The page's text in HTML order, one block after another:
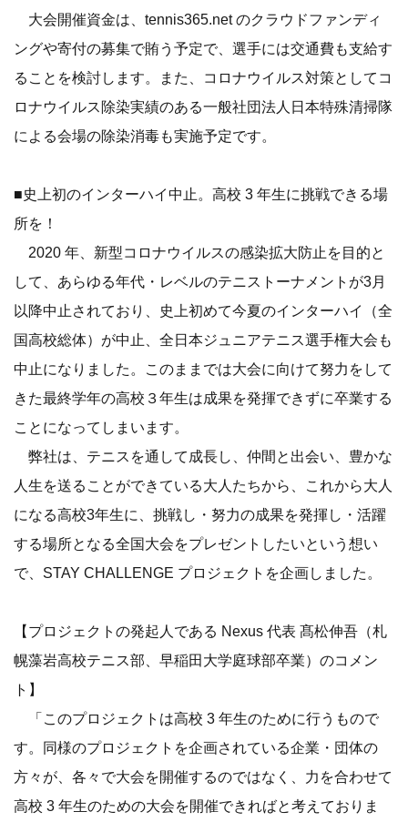
大会開催資金は、tennis365.net のクラウドファンディ
ングや寄付の募集で賄う予定で、選手には交通費も支給す
ることを検討します。また、コロナウイルス対策としてコ
ロナウイルス除染実績のある一般社団法人日本特殊清掃隊
による会場の除染消毒も実施予定です。
■史上初のインターハイ中止。高校 3 年生に挑戦できる場
所を！
2020 年、新型コロナウイルスの感染拡大防止を目的と
して、あらゆる年代・レベルのテニストーナメントが3月
以降中止されており、史上初めて今夏のインターハイ（全
国高校総体）が中止、全日本ジュニアテニス選手権大会も
中止になりました。このままでは大会に向けて努力をして
きた最終学年の高校３年生は成果を発揮できずに卒業する
ことになってしまいます。
弊社は、テニスを通して成長し、仲間と出会い、豊かな
人生を送ることができている大人たちから、これから大人
になる高校3年生に、挑戦し・努力の成果を発揮し・活躍
する場所となる全国大会をプレゼントしたいという想い
で、STAY CHALLENGE プロジェクトを企画しました。
【プロジェクトの発起人である Nexus 代表 髙松伸吾（札
幌藻岩高校テニス部、早稲田大学庭球部卒業）のコメン
ト】
「このプロジェクトは高校 3 年生のために行うもので
す。同様のプロジェクトを企画されている企業・団体の
方々が、各々で大会を開催するのではなく、力を合わせて
高校 3 年生のための大会を開催できればと考えておりま